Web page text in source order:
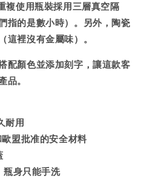
使用瓶裝採用三層真空隔
指的是數小時）。另外，陶瓷
這裡沒有金屬味）。
配顏色並添加刻字，讓這款客
品。
耐用
盟批准的安全材料
瓶身只能手洗